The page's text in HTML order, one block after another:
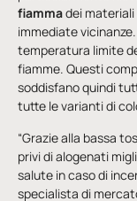
fiammadei
immediate vicinanze.
temperatura limite
fiamme. Questi
soddisfano quindi
tutte le varianti di
“Grazie alla bassa
privi di alogenati
salute in caso di
specialista di